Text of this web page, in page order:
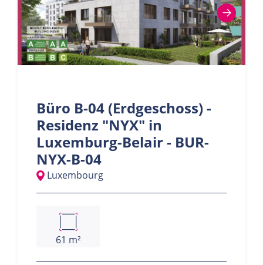
Büro B-04 (Erdgeschoss) -
Residenz "NYX" in
Luxemburg-Belair - BUR-
NYX-B-04
Luxembourg
61 m²